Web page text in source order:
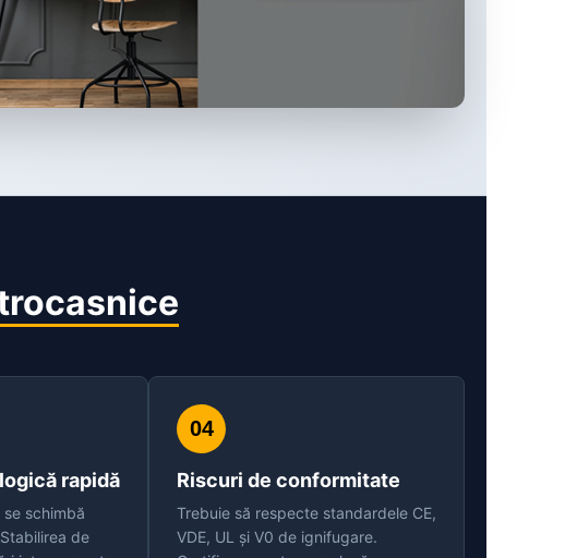
rapidă
schimbă
de
04
Riscuri de conformitate
Trebuie să respecte standardele CE,
VDE, UL și V0 de ignifugare.